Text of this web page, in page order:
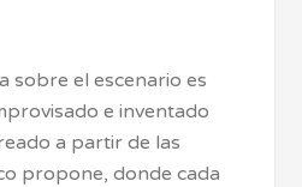
sobre el escenario es
e inventado
a partir de las
propone, donde cada